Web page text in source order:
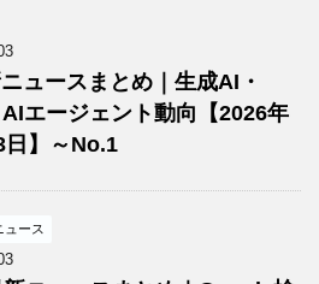
ュースまとめ｜生成AI・
エージェント動向【2026年
日】～No.1
ュース